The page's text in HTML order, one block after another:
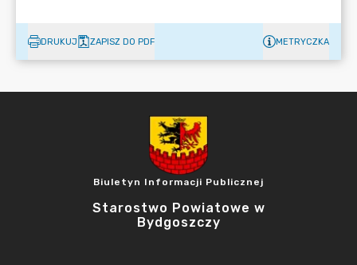
DRUKUJ ZAPISZ DO PDF METRYCZKA
Biuletyn Informacji Publicznej
Starostwo Powiatowe w
Bydgoszczy